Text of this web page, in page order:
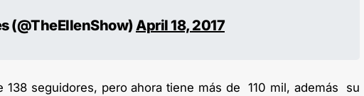
(@TheEllenShow)April 18, 2017
138 seguidores, pero ahora tiene más de 110 mil, además su